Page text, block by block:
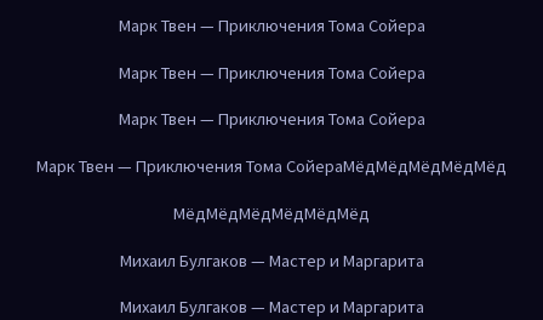
Марк Твен — Приключения Тома Сойера
Марк Твен — Приключения Тома Сойера
Марк Твен — Приключения Тома Сойера
Марк Твен — Приключения Тома СойераМёдМёдМёдМёдМёд
МёдМёдМёдМёдМёдМёд
Михаил Булгаков — Мастер и Маргарита
Михаил Булгаков — Мастер и Маргарита